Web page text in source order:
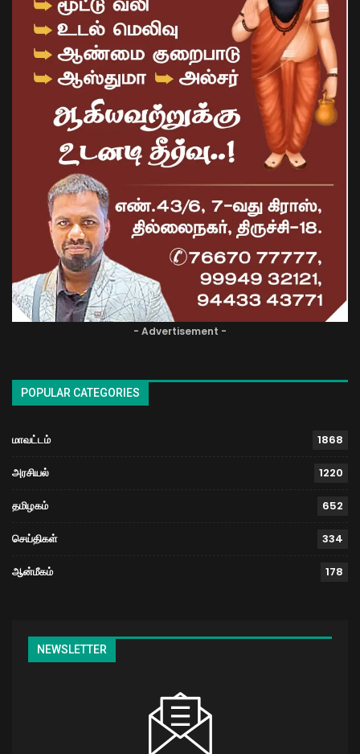
- Advertisement -
POPULAR CATEGORIES
மாவட்டம் 1868
அரசியல் 1220
தமிழகம் 652
செய்திகள் 334
ஆன்மீகம் 178
NEWSLETTER